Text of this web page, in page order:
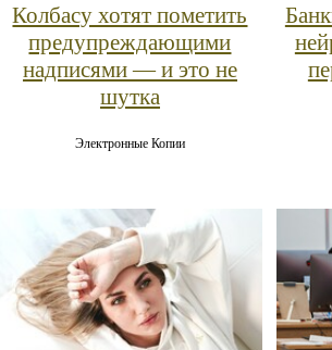
Колбасу хотят пометить
предупреждающими
надписями — и это не
шутка
Электронные Копии